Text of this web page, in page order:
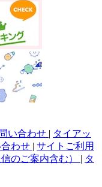
い合わせ | タイアッ
わせ | サイトご利用
のご案内含む） | タ